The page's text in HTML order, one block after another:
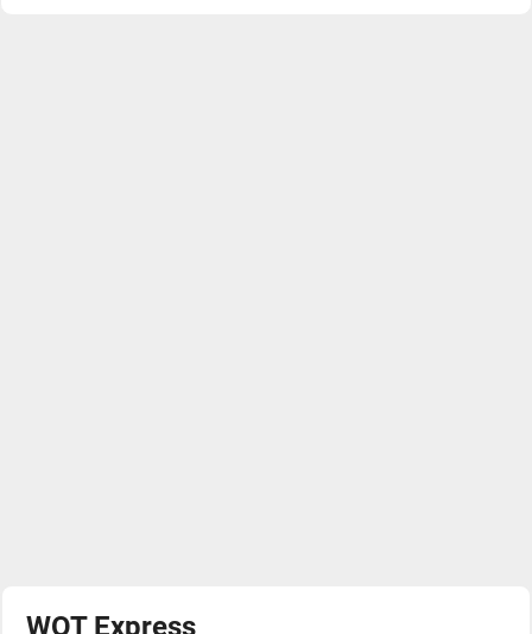
WOT Express